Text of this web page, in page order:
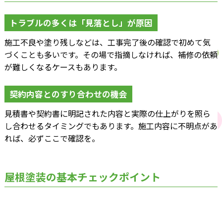
トラブルの多くは「見落とし」が原因
施工不良や塗り残しなどは、工事完了後の確認で初めて気
づくことも多いです。その場で指摘しなければ、補修の依頼
が難しくなるケースもあります。
契約内容とのすり合わせの機会
見積書や契約書に明記された内容と実際の仕上がりを照ら
し合わせるタイミングでもあります。施工内容に不明点があ
れば、必ずここで確認を。
屋根塗装の基本チェックポイント